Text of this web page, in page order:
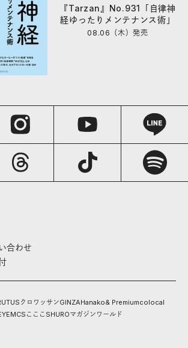
『Tarzan』No.931「自律神
経ゆったりメンテナンス術」
08.06（木）発売
合わせ
クロワッサンGINZAHanako& Premiumcolocal
MCS こここ SHUROマガジンワールド